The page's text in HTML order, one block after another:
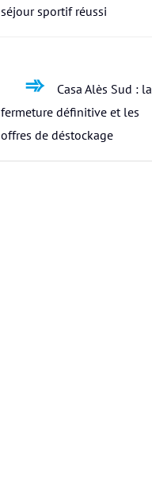
séjour sportif réussi
Casa Alès Sud : la
fermeture définitive et les
offres de déstockage